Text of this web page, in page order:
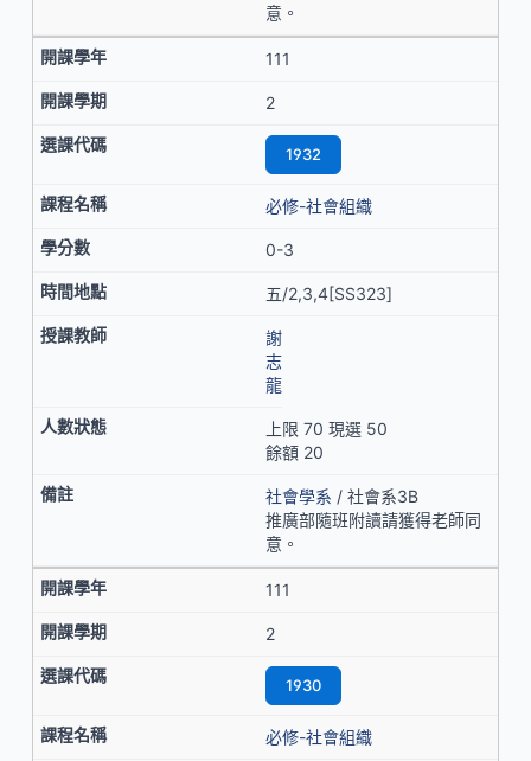
意。
111
2
1932
必修-社會組織
0-3
五/2,3,4[SS323]
謝
志
龍
上限 70 現選 50
餘額 20
社會學系 / 社會系3B
推廣部隨班附讀請獲得老師同
意。
111
2
1930
必修-社會組織